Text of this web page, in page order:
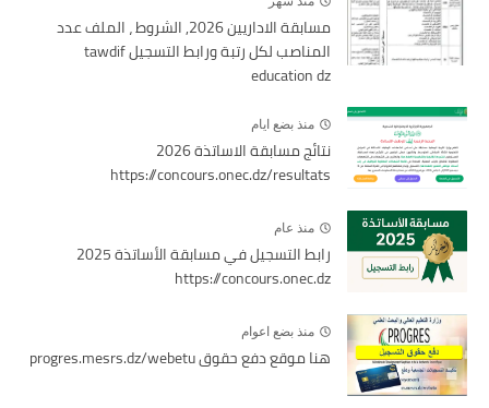
مسابقة الاداريين 2026, الشروط ، الملف عدد
المناصب لكل رتبة ورابط التسجيل tawdif
education dz
منذ بضع ايام
نتائج مسابقة الاساتذة 2026
https://concours.onec.dz/resultats
منذ عام
رابط التسجيل في مسابقة الأساتذة 2025
https://concours.onec.dz
منذ بضع اعوام
هنا موقع دفع حقوق progres.mesrs.dz/webetu